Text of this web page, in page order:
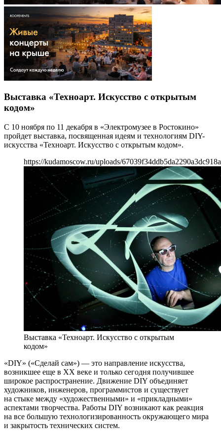
Выставка «Техноарт. Искусство с открытым
кодом»
С 10 ноября по 11 декабря в «Электромузее в Ростокино»
пройдет выставка, посвященная идеям и технологиям DIY-
искусства «Техноарт. Искусство с открытым кодом».
https://kudamoscow.ru/uploads/
Выставка «Техноарт. Искусство с открытым
кодом»
«DIY» («Сделай сам») — это направление искусства,
возникшее еще в XX веке и только сегодня получившее
широкое распространение. Движение DIY объединяет
художников, инженеров, программистов и существует
на стыке между «художественными» и «прикладными»
аспектами творчества. Работы DIY возникают как реакция
на все большую технологизированность окружающего мира
и закрытость технических систем.